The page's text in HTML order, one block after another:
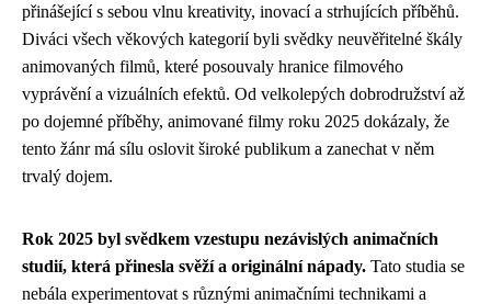
přinášející s sebou vlnu kreativity, inovací a strhujících příběhů.
Diváci všech věkových kategorií byli svědky neuvěřitelné škály
animovaných filmů, které posouvaly hranice filmového
vyprávění a vizuálních efektů. Od velkolepých dobrodružství až
po dojemné příběhy, animované filmy roku 2025 dokázaly, že
tento žánr má sílu oslovit široké publikum a zanechat v něm
trvalý dojem.
Rok 2025 byl svědkem vzestupu nezávislých animačních
studií, která přinesla svěží a originální nápady. Tato studia se
nebála experimentovat s různými animačními technikami a